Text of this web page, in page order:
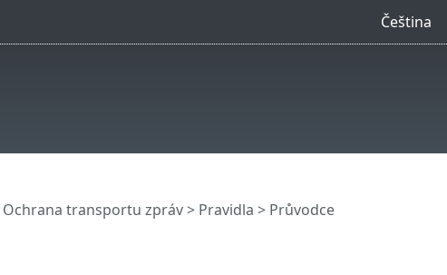
Čeština
Ochrana transportu zpráv> Pravidla > Průvodce